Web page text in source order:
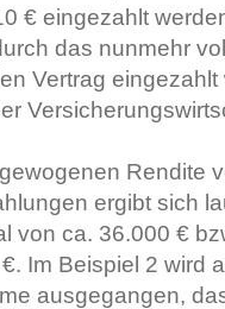
€ eingezahlt
das nunmehr
Vertrag
Rendite
ergibt sich
von ca. 36.000 €
Im Beispiel 2 wird
ausgegangen,